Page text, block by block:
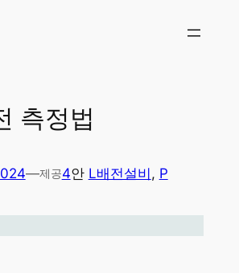
측정법
—제공4안 L배전설비 , P